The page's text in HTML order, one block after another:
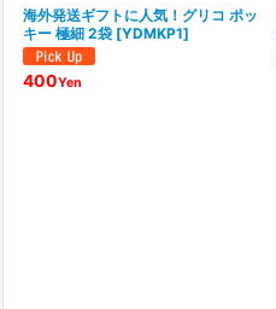
海外発送ギフトに人気！グリコ ポッ
キー 極細 2袋 [YDMKP1]
400Yen